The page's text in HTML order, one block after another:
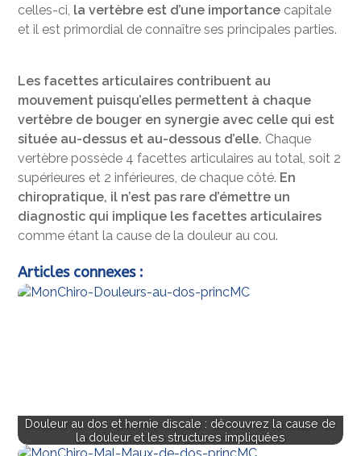
celles-ci, la vertèbre est d’une importance capitale
et il est primordial de connaître ses principales parties.
Les facettes articulaires contribuent au
mouvement puisqu’elles permettent à chaque
vertèbre de bouger en synergie avec celle qui est
située au-dessus et au-dessous d’elle. Chaque
vertèbre possède 4 facettes articulaires au total, soit 2
supérieures et 2 inférieures, de chaque côté. En
chiropratique, il n’est pas rare d’émettre un
diagnostic qui implique les facettes articulaires
comme étant la cause de la douleur au cou.
Articles connexes :
Douleur au dos et hernie discale : découvrez la cause de
la douleur et les structures impliquées